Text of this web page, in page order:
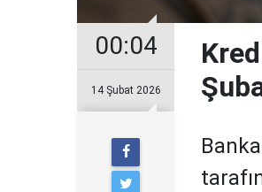
00:04
14 Şubat 2026